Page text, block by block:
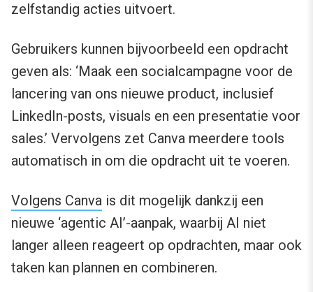
zelfstandig acties uitvoert.
Gebruikers kunnen bijvoorbeeld een opdracht
geven als: ‘Maak een socialcampagne voor de
lancering van ons nieuwe product, inclusief
LinkedIn-posts, visuals en een presentatie voor
sales.’ Vervolgens zet Canva meerdere tools
automatisch in om die opdracht uit te voeren.
Volgens Canva is dit mogelijk dankzij een
nieuwe ‘agentic AI’-aanpak, waarbij AI niet
langer alleen reageert op opdrachten, maar ook
taken kan plannen en combineren.